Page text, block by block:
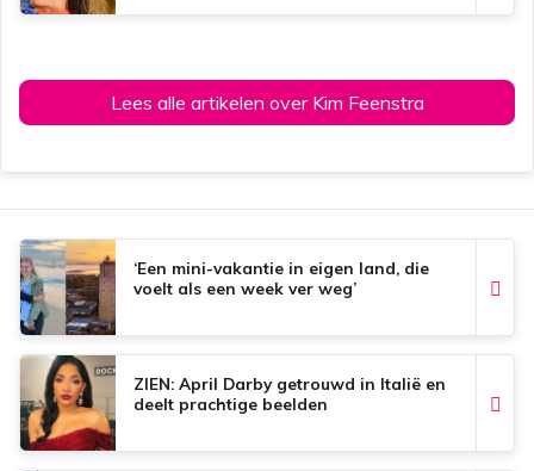
Lees alle artikelen over Kim Feenstra
‘Een mini-vakantie in eigen land, die
voelt als een week ver weg’
ZIEN: April Darby getrouwd in Italië en
deelt prachtige beelden